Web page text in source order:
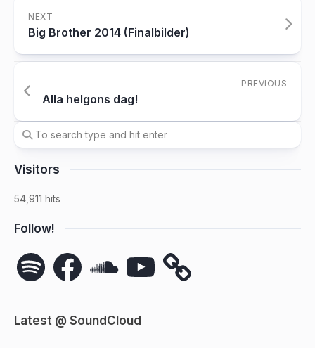
NEXT
Big Brother 2014 (Finalbilder)
PREVIOUS
Alla helgons dag!
Visitors
54,911 hits
Follow!
Spotify Facebook YouTube
Latest @ SoundCloud